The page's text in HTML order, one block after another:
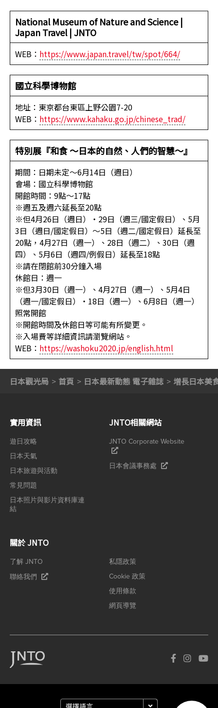
National Museum of Nature and Science |
Japan Travel | JNTO
WEB： https://www.japan.travel/tw/spot/664/
國立科學博物館
地址：東京都台東區上野公園7-20
WEB： https://www.kahaku.go.jp/chinese_trad/
特別展『和食 ～日本的自然、人們的智慧～』
期間：日期未定～6月14日（週日）
會場：國立科學博物館
開館時間：9點～17點
※週五及週六延長至20點
※但4月26日（週日）・29日（週三/國定假日）、5月
3日（週日/國定假日）～5日（週二/國定假日）延長至
20點，4月27日（週一）、28日（週二）、30日（週
四）、5月6日（週四/例假日）延長至18點
※請在閉館前30分鐘入場
休館日：週一
※但3月30日（週一）、4月27日（週一）、5月4日
（週一/國定假日）・18日（週一）、6月8日（週一）
照常開館
※開館時間及休館日等可能有所變更。
※入場費等詳細資訊請瀏覽網站。
WEB： https://washoku2020.jp/english.html
日本觀光局 首頁 日本最新動態 電子雜誌 增長日本美
實用資訊
遊日攻略
日本天氣
日本旅遊與活動
常見問題
日本照片與影片資料庫連
結
JNTO相關網站
JNTO Corporate Website
日本會議事務處
關於 JNTO
了解 JNTO
聯絡我們
私隱政策
Cookie 政策
使用條款
網頁導覽
help you?